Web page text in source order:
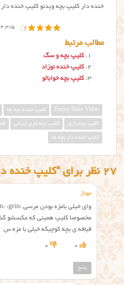
خنده دار کلیپ بچه ویدئو کلیپ خنده دار
4.3/5 - (16 امتیاز)
مطالب مرتبط
کلیپ بچه و سگ
کلیپ خنده نوزاد
کلیپ بچه خوابالو
Funny Baby Video كليپ خنده بچه ها
کلیپ بچه بازی کلیپ بچه بازی ایرانی
کلیپ خنده دار بچه ها
27 نظر برای “کلیپ خنده دار بچه ها”
مهناز
وای خیلی بامزه بودن مرسی :grin: :grin: :grin:
مخصوصا کلیپ همینی که عکسشو
قیافه ی بچه کوچیکه خیلی با مزه س
0
0
پاسخ